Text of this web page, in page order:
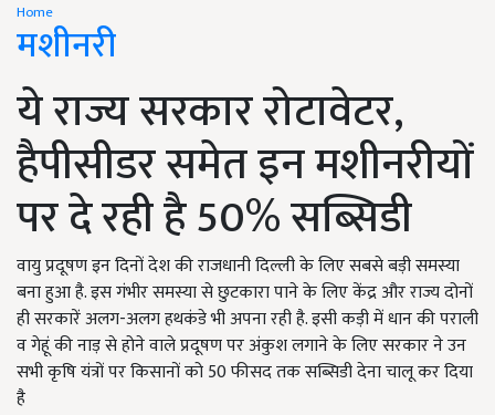
Home
मशीनरी
ये राज्य सरकार रोटावेटर,
हैपीसीडर समेत इन मशीनरीयों
पर दे रही है 50% सब्सिडी
वायु प्रदूषण इन दिनों देश की राजधानी दिल्ली के लिए सबसे बड़ी समस्या
बना हुआ है. इस गंभीर समस्या से छुटकारा पाने के लिए केंद्र और राज्य दोनों
ही सरकारें अलग-अलग हथकंडे भी अपना रही है. इसी कड़ी में धान की पराली
व गेहूं की नाड़ से होने वाले प्रदूषण पर अंकुश लगाने के लिए सरकार ने उन
सभी कृषि यंत्रों पर किसानों को 50 फीसद तक सब्सिडी देना चालू कर दिया
है